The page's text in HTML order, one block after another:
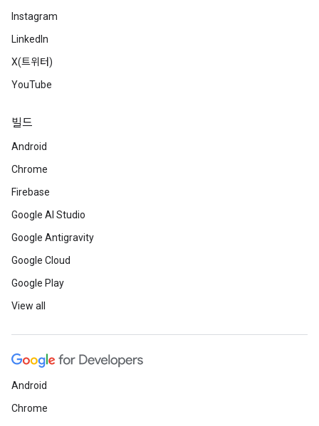
Instagram
LinkedIn
X(트위터)
YouTube
빌드
Android
Chrome
Firebase
Google AI Studio
Google Antigravity
Google Cloud
Google Play
View all
Android
Chrome